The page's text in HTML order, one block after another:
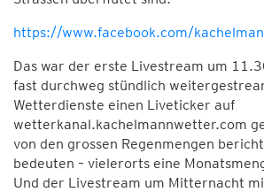
https://www.facebook.com/
Das war der erste Livestream um
fast durchweg stündlich
Wetterdienste einen Liveticker auf
wetterkanal.kachelmannwetter.com
von den grossen Regenmengen
bedeuten – vielerorts eine
Und der Livestream um Mitternacht